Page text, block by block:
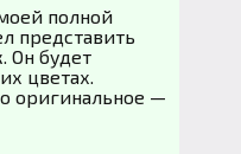
полной
представить
Он будет
цветах.
оригинальное —